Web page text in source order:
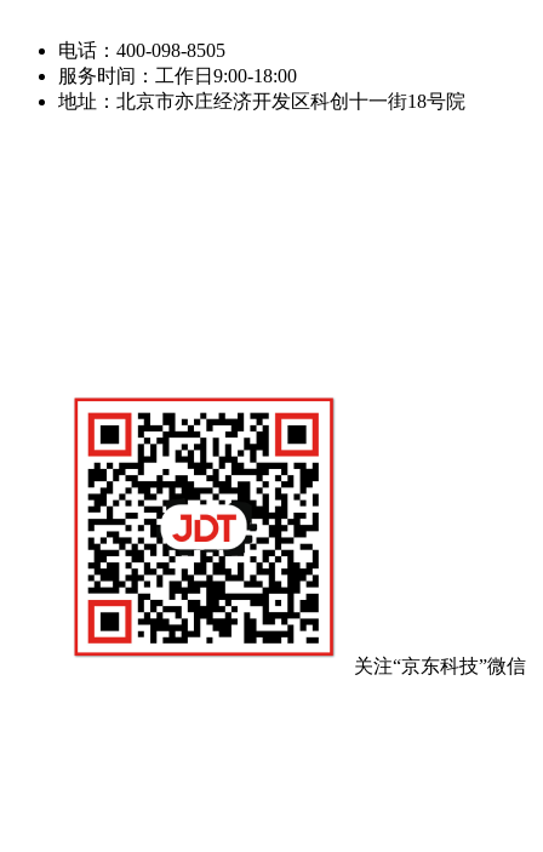
电话：400-098-8505
服务时间：工作日9:00-18:00
地址：北京市亦庄经济开发区科创十一街18号院
关注“京东科技”微信